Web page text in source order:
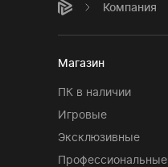
Компания
Магазин
ПК в наличии
Игровые
Эксклюзивные
Профессиональные